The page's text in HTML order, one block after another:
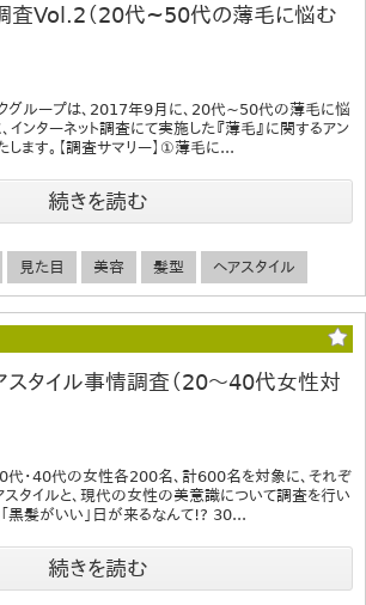
調査Vol.2（20代~50代の薄毛に悩む
クグループは、2017年9月に、20代~50代の薄毛に悩
ンターネット調査にて実施した『薄毛』に関するアン
します。【調査サマリー】①薄毛に...
続きを読む
見た目 美容 髪型 ヘアスタイル
タイル事情調査（20～40代女性対
代・40代の女性各200名、計600名を対象に、それぞ
タイルと、現代の女性の美意識について調査を行い
黒髪がいい」日が来るなんて!? 30...
続きを読む